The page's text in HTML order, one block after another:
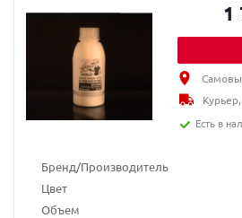
Бренд/Производитель
Цвет
Объем
1
Есть в